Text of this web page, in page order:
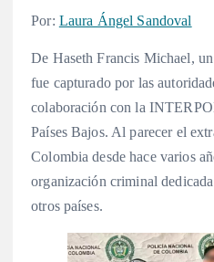
Por: Laura Ángel Sandoval
De Haseth Francis Michael,
fue capturado por las
colaboración con la
Países Bajos. Al parecer el
Colombia desde hace varios
organización criminal
otros países.